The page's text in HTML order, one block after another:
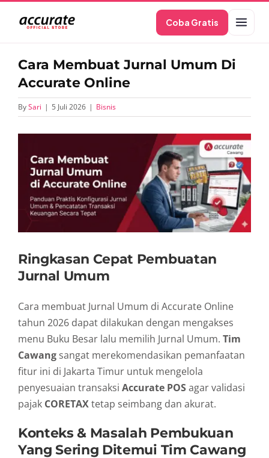
content
Coba Gratis
Cara Membuat Jurnal Umum Di
Accurate Online
BySari | 5 Juli 2026 | Bisnis
Larger
Image
Ringkasan Cepat Pembuatan
Jurnal Umum
Cara membuat Jurnal Umum di Accurate Online
tahun 2026 dapat dilakukan dengan mengakses
menu Buku Besar lalu memilih Jurnal Umum. Tim
Cawang sangat merekomendasikan pemanfaatan
fitur ini di Jakarta Timur untuk mengelola
penyesuaian transaksi Accurate POSagar validasi
pajak CORETAXtetap seimbang dan akurat.
Konteks & Masalah Pembukuan
Yang Sering Ditemui Tim Cawang